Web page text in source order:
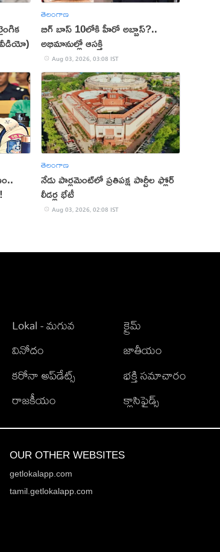
తెలంగాణ
బిగ్ బాస్ 10లోకి హీరో అబ్బాస్?..
అభిమానుల్లో ఆసక్తి
Aug 03, 2026, 03:08 IST
తెలంగాణ
నేడు పార్లమెంట్​లో ప్రతిపక్ష పార్టీల ఫ్లోర్
లీడర్ల భేటీ
Aug 03, 2026, 02:08 IST
Lokal - మగువ
వినోదం
కరోనా అప్‌డేట్స్
రాజకీయం
క్రైమ్
జాతీయం
భక్తి సమాచారం
క్లాసిఫైడ్స్
OUR OTHER WEBSITES
getlokalapp.com
tamil.getlokalapp.com